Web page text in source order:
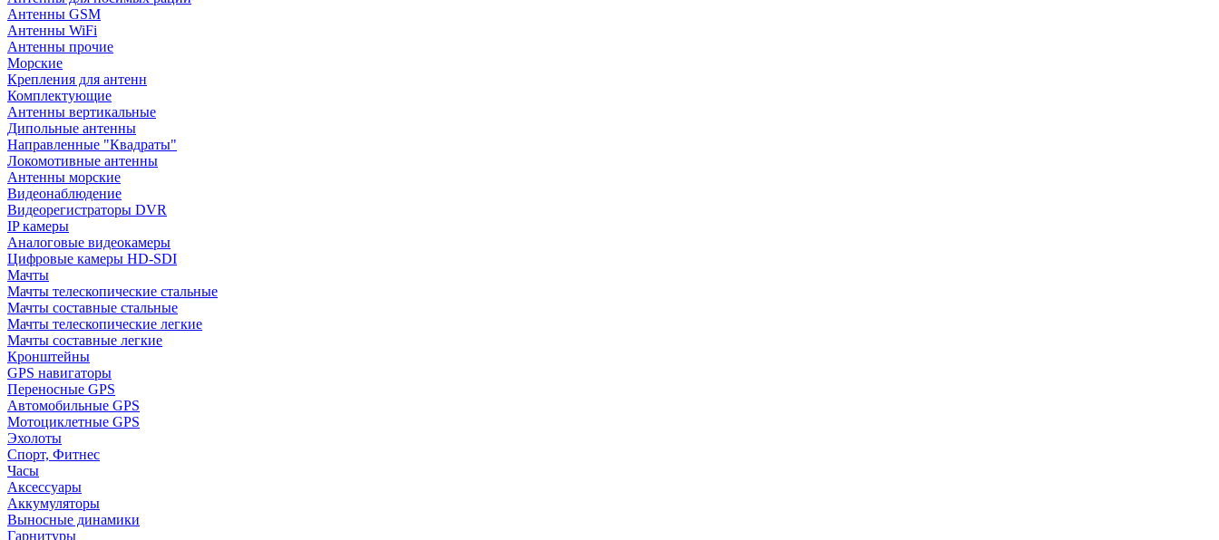
Антенны GSM
Антенны WiFi
Антенны прочие
Морские
Крепления для антенн
Комплектующие
Антенны вертикальные
Дипольные антенны
Направленные "Квадраты"
Локомотивные антенны
Антенны морские
Видеонаблюдение
Видеорегистраторы DVR
IP камеры
Аналоговые видеокамеры
Цифровые камеры HD-SDI
Мачты
Мачты телескопические стальные
Мачты составные стальные
Мачты телескопические легкие
Мачты составные легкие
Кронштейны
GPS навигаторы
Переносные GPS
Автомобильные GPS
Мотоциклетные GPS
Эхолоты
Спорт, Фитнес
Часы
Аксессуары
Аккумуляторы
Выносные динамики
Гарнитуры